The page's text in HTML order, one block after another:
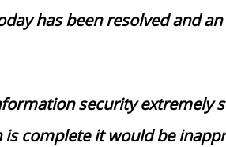
has been resolved and
security extremely
complete it would be